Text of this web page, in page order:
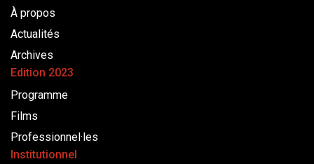
À propos
Actualités
Archives
Edition 2023
Programme
Films
Professionnel·les
Institutionnel